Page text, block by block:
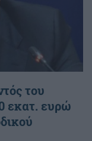
του
εκατ. ευρώ